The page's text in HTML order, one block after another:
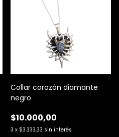
Collar corazón diamante
negro
$10.000,00
3 x $3.333,33 sin interés